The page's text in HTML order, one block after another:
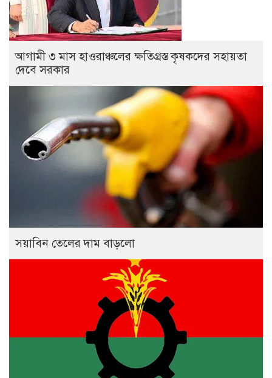
আগামী ৩ মাস হাওরাঞ্চলের ক্ষতিগ্রস্ত কৃষকদের সহায়তা
দেবে সরকার
সয়াবিন তেলের দাম বাড়লো